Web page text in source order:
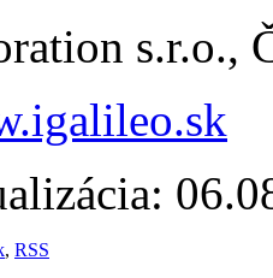
s.r.o.,
, RSS